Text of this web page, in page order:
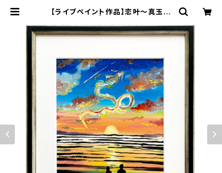
【ライブペイント作品】恋叶～真玉の
健太/kenta yoshiga オンラインシ
ョップ